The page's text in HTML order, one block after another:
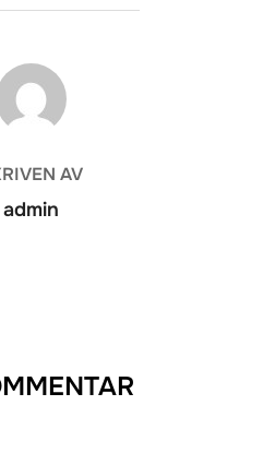
AV
admin